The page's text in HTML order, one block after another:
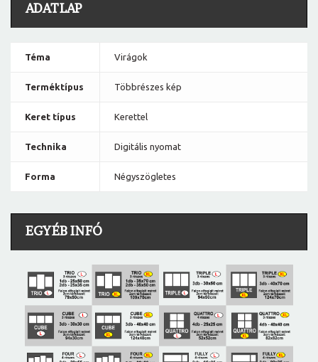
ADATLAP
Téma Virágok
Terméktípus Többrészes kép
Keret típus Kerettel
Technika Digitális nyomat
Forma Négyszögletes
EGYÉB INFÓ